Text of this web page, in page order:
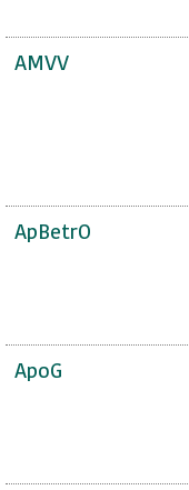
AMVV
ApBetrO
ApoG